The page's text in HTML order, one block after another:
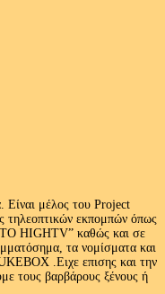
Είναι μέλος του Project
τηλεοπτικών εκπομπών όπως
καθώς και σε
τα νομίσματα και
.Ειχε επισης και την
τους βαρβάρους ξένους ή